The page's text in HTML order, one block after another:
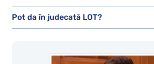
Pot da în judecată LOT?